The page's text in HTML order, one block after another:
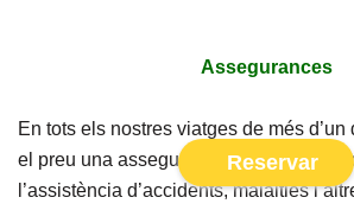
Reservar
Assegurances
En tots els nostres viatges de més
el preu una assegurança de viatge que
l’assistència d’accidents, malalties i